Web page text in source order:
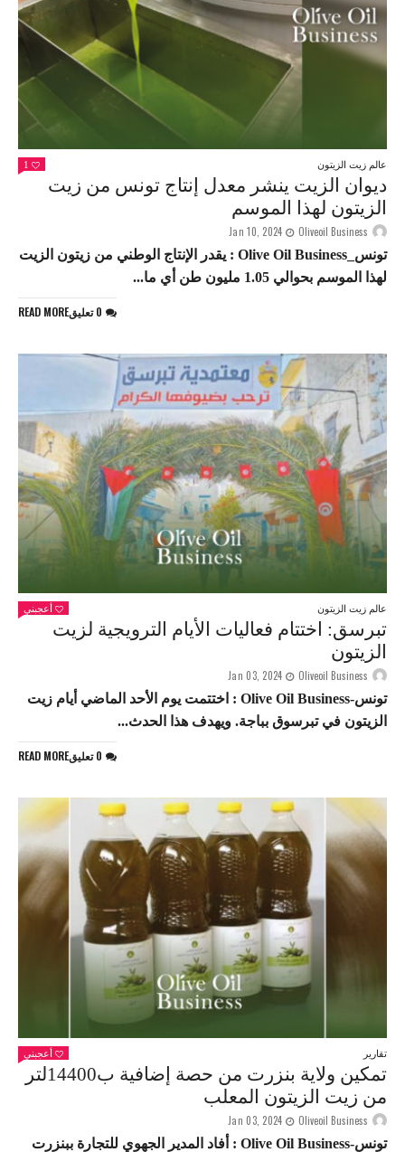
عالم زيت الزيتون 1
ديوان الزيت ينشر معدل إنتاج تونس من زيت
الزيتون لهذا الموسم
Oliveoil Business
Jan 10, 2024
تونس_Olive Oil Business : يقدر الإنتاج الوطني من زيتون الزيت
لهذا الموسم بحوالي 1.05 مليون طن أي ما...
READ MORE 0 تعليق
عالم زيت الزيتون أعجبني
تبرسق: اختتام فعاليات الأيام الترويجية لزيت
الزيتون
Oliveoil Business
Jan 03, 2024
تونس-Olive Oil Business : اختتمت يوم الأحد الماضي أيام زيت
الزيتون في تبرسوق بباجة. ويهدف هذا الحدث...
READ MORE 0 تعليق
تقارير أعجبني
تمكين ولاية بنزرت من حصة إضافية ب14400لتر
من زيت الزيتون المعلب
Oliveoil Business
Jan 03, 2024
تونس-Olive Oil Business : أفاد المدير الجهوي للتجارة ببنزرت